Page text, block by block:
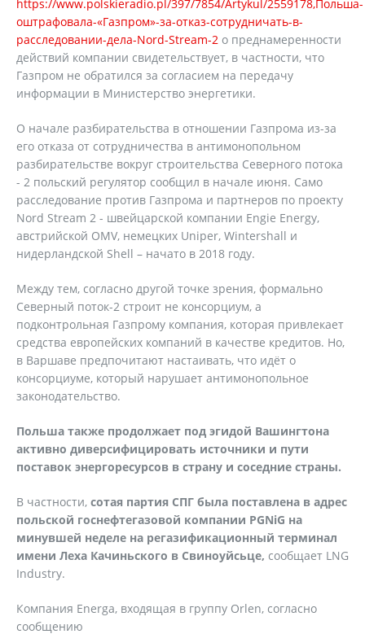
https://www.polskieradio.pl/397/7854/Artykul/2559178,Польша-
оштрафовала-«Газпром»-за-отказ-сотрудничать-в-
расследовании-дела-Nord-Stream-2 о преднамеренности
действий компании свидетельствует, в частности, что
Газпром не обратился за согласием на передачу
информации в Министерство энергетики.
О начале разбирательства в отношении Газпрома из-за
его отказа от сотрудничества в антимонопольном
разбирательстве вокруг строительства Северного потока
- 2 польский регулятор сообщил в начале июня. Само
расследование против Газпрома и партнеров по проекту
Nord Stream 2 - швейцарской компании Engie Energy,
австрийской OMV, немецких Uniper, Wintershall и
нидерландской Shell – начато в 2018 году.
Между тем, согласно другой точке зрения, формально
Северный поток-2 строит не консорциум, а
подконтрольная Газпрому компания, которая привлекает
средства европейских компаний в качестве кредитов. Но,
в Варшаве предпочитают настаивать, что идёт о
консорциуме, который нарушает антимонопольное
законодательство.
Польша также продолжает под эгидой Вашингтона
активно диверсифицировать источники и пути
поставок энергоресурсов в страну и соседние страны.
В частности, сотая партия СПГ была поставлена в адрес
польской госнефтегазовой компании PGNiG на
минувшей неделе на регазификационный терминал
имени Леха Качиньского в Свиноуйсьце, сообщает LNG
Industry.
Компания Energa, входящая в группу Orlen, согласно
сообщению